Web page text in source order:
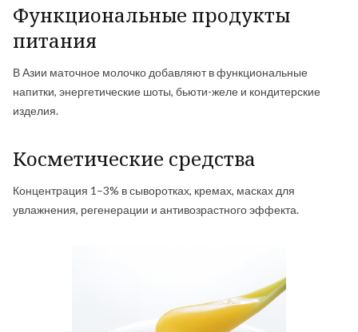
Функциональные продукты
питания
В Азии маточное молочко добавляют в функциональные
напитки, энергетические шоты, бьюти-желе и кондитерские
изделия.
Косметические средства
Концентрация 1–3% в сыворотках, кремах, масках для
увлажнения, регенерации и антивозрастного эффекта.